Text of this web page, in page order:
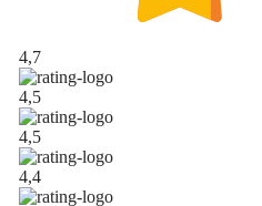
4,7
4,5
4,5
4,4